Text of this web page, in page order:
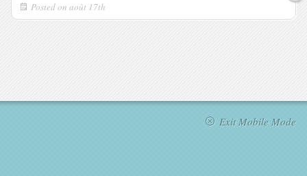
Posted on août 17th
Exit Mobile Mode